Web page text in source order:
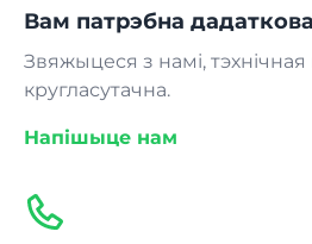
Вам патрэбна
Звяжыцеся з намі,
кругласутачна.
Напішыце нам